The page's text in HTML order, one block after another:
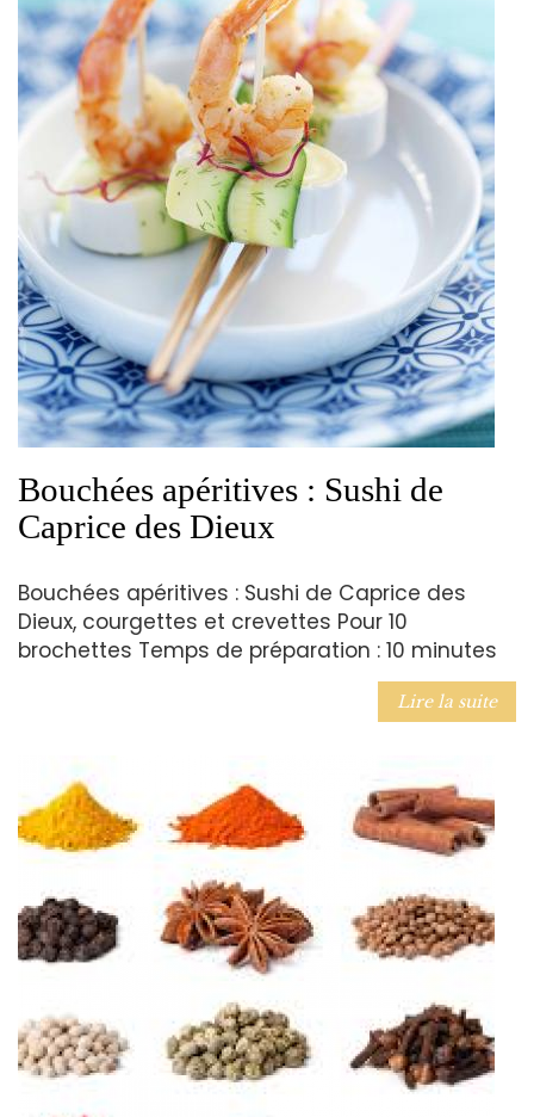
Bouchées apéritives : Sushi de
Caprice des Dieux
Bouchées apéritives : Sushi de Caprice des
Dieux, courgettes et crevettes Pour 10
brochettes Temps de préparation : 10 minutes
Lire la suite